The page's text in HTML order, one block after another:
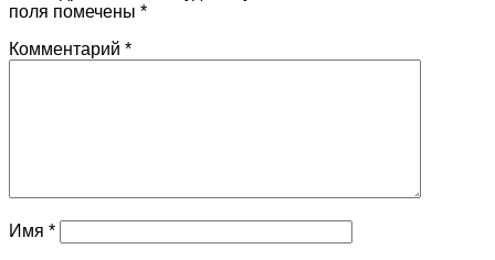
поля помечены *
Комментарий *
Имя *